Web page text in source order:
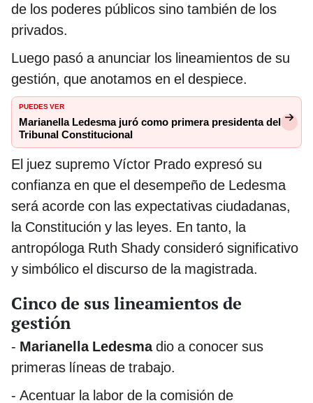
de los poderes públicos sino también de los
privados.
Luego pasó a anunciar los lineamientos de su
gestión, que anotamos en el despiece.
PUEDES VER
Marianella Ledesma juró como primera presidenta del
Tribunal Constitucional
El juez supremo Víctor Prado expresó su
confianza en que el desempeño de Ledesma
será acorde con las expectativas ciudadanas,
la Constitución y las leyes. En tanto, la
antropóloga Ruth Shady consideró significativo
y simbólico el discurso de la magistrada.
Cinco de sus lineamientos de
gestión
- Marianella Ledesmadio a conocer sus
primeras líneas de trabajo.
- Acentuar la labor de la comisión de